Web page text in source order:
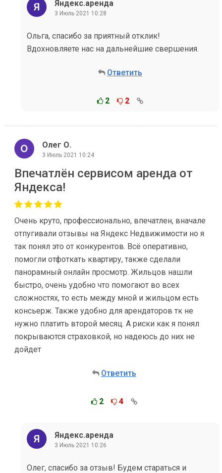
Яндекс.аренда
3 Июль 2021 10:28
Ольга, спасибо за приятный отклик!
Вдохновляете нас на дальнейшие свершения.
Ответить
2 2
Олег О.
3 Июль 2021 10:24
Впечатлён сервисом аренда от
Яндекса!
Очень круто, профессионально, впечатлен, вначале
отпугивали отзывы на Яндекс Недвижимости но я
так понял это от конкурентов. Всё оперативно,
помогли отфоткать квартиру, также сделали
панорамный онлайн просмотр. Жильцов нашли
быстро, очень удобно что помогают во всех
сложностях, то есть между мной и жильцом есть
консьерж. Также удобно для арендаторов тк не
нужно платить второй месяц. А риски как я понял
покрываются страховкой, но надеюсь до них не
дойдет
Ответить
2 4
Яндекс.аренда
3 Июль 2021 10:26
Олег, спасибо за отзыв! Будем стараться и